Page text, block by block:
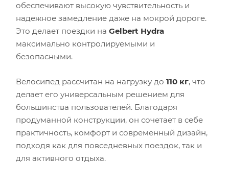
обеспечивают высокую чувствительность и
надежное замедление даже на мокрой дороге.
Это делает поездки на Gelbert Hydra
максимально контролируемыми и
безопасными.
Велосипед рассчитан на нагрузку до 110 кг, что
делает его универсальным решением для
большинства пользователей. Благодаря
продуманной конструкции, он сочетает в себе
практичность, комфорт и современный дизайн,
подходя как для повседневных поездок, так и
для активного отдыха.